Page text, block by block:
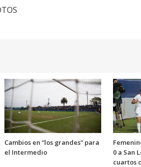
Cambios en “los grandes” para
el Intermedio
0 a San
cuartos